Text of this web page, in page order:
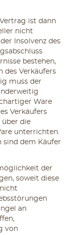
ist dann
nicht
Insolvenz des
bestehen,
des Verkäufers
muss der
Ware
Verkäufers
über die
unterrichten.
sind dem Käufer
der
soweit diese
an
von